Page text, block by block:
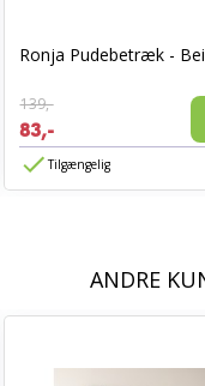
Ronja Pudebetræk -
139,-
83,-
Tilgængelig
ANDRE